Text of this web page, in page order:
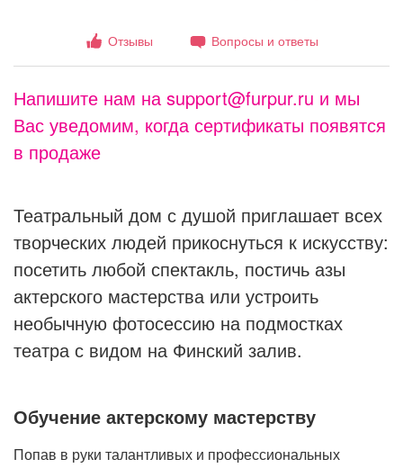
Отзывы Вопросы и ответы
Напишите нам на support@furpur.ru и мы
Вас уведомим, когда сертификаты появятся
в продаже
Театральный дом с душой приглашает всех
творческих людей прикоснуться к искусству:
посетить любой спектакль, постичь азы
актерского мастерства или устроить
необычную фотосессию на подмостках
театра с видом на Финский залив.
Обучение актерскому мастерству
Попав в руки талантливых и профессиональных